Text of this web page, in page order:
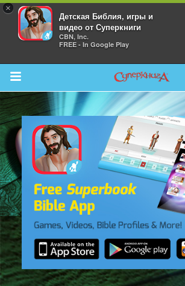
×
Детская Библия, игры и
видео от Суперкниги
CBN, Inc.
FREE - In Google Play
Return to Content
Bible App